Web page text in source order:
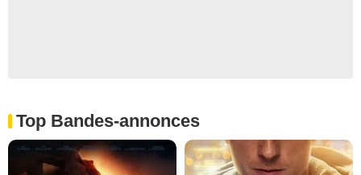
Top Bandes-annonces